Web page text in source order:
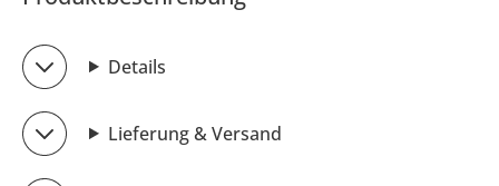
Details
Lieferung & Versand